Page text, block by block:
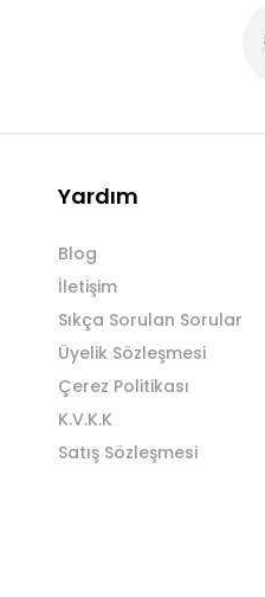
Yardım
Blog
İletişim
Sıkça Sorulan Sorular
Üyelik Sözleşmesi
Çerez Politikası
K.V.K.K
Satış Sözleşmesi